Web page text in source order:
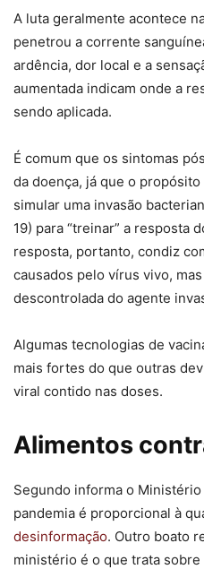
A luta geralmente acontece
penetrou a corrente
ardência, dor local e a
aumentada indicam onde a
sendo aplicada.
É comum que os sintomas
da doença, já que o
simular uma invasão
19) para “treinar” a resposta
resposta, portanto, condiz
causados pelo vírus vivo,
descontrolada do agente
Algumas tecnologias de
mais fortes do que outras
viral contido nas doses.
Alimentos
Segundo informa o
pandemia é proporcional à
desinformação. Outro boato
ministério é o que trata